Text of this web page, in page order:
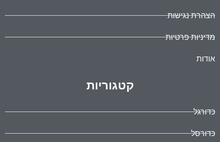
הצהרת נגישות
מדיניות פרטיות
אודות
קטגוריות
כדורגל
כדורסל